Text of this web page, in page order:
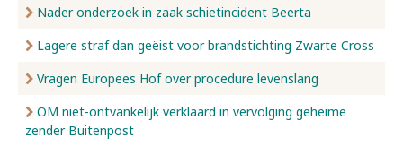
Nader onderzoek in zaak schietincident Beerta
Lagere straf dan geëist voor brandstichting Zwarte Cross
Vragen Europees Hof over procedure levenslang
OM niet-ontvankelijk verklaard in vervolging geheime
zender Buitenpost